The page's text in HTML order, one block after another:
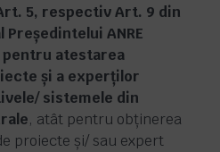
5, respectiv Art. 9 din
Președintelui ANRE
pentru atestarea
și a experților
sistemele din
, atât pentru obținerea
proiecte și/ sau expert